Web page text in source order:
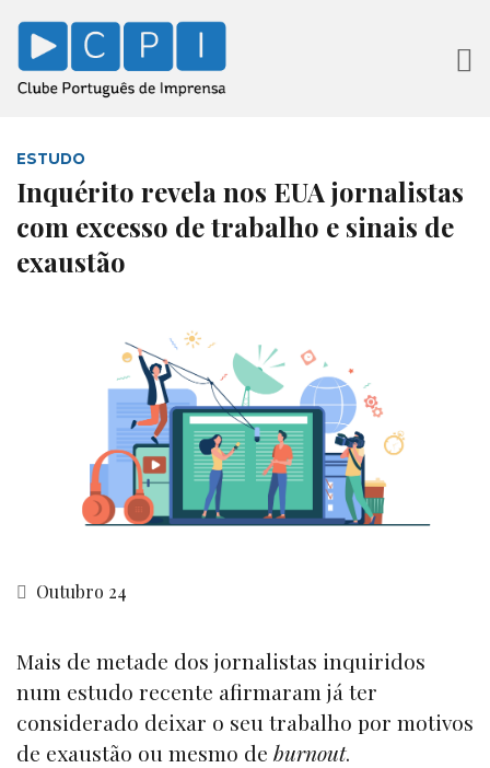
ESTUDO
Inquérito revela nos EUA jornalistas
com excesso de trabalho e sinais de
exaustão
Outubro 24
Mais de metade dos jornalistas inquiridos
num estudo recente afirmaram já ter
considerado deixar o seu trabalho por motivos
de exaustão ou mesmo de burnout.